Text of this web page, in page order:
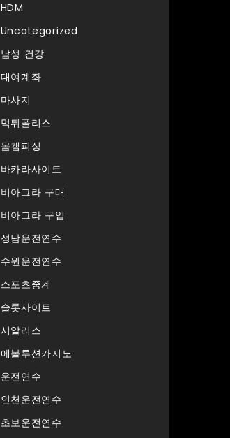
HDM
Uncategorized
남성 건강
대여계좌
마사지
먹튀폴리스
몸캠피싱
바카라사이트
비아그라 구매
비아그라 구입
성남운전연수
수원운전연수
스포츠중계
슬롯사이트
시알리스
에볼루션카지노
운전연수
인천운전연수
초보운전연수